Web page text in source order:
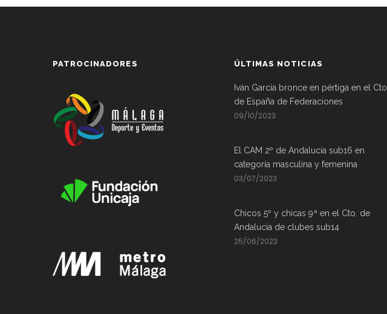
PATROCINADORES ÚLTIMAS NOTICIAS
Iván García bronce en pértiga en el Cto.
de España de Federaciones
09/10/2023
El CAM 2º de Andalucía sub16 en
categoría masculina y femenina
03/07/2023
Chicos 5º y chicas 9ª en el Cto. de
Andalucía de clubes sub14
25/06/2023